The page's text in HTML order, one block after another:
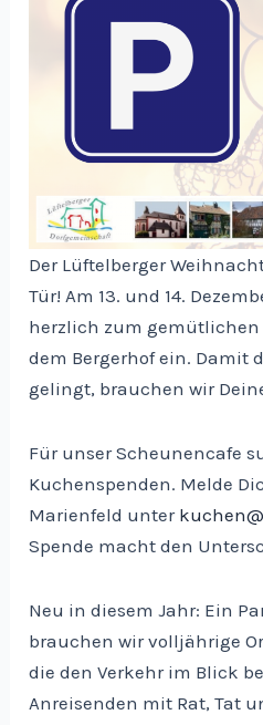
Der Lüftelberger
Tür! Am 13. und 14.
herzlich zum
dem Bergerhof ein. Damit
gelingt, brauchen wir
Für unser Scheunencafe
Kuchenspenden. Melde
Marienfeld unter
Spende macht den
Neu in diesem Jahr: Ein
brauchen wir volljährige
die den Verkehr im Blick
Anreisenden mit Rat, Tat